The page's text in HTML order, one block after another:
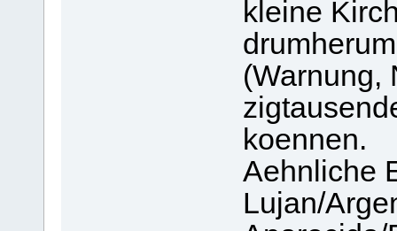
kleine
(Warnung,
koennen.
Aehnliche
Lujan/